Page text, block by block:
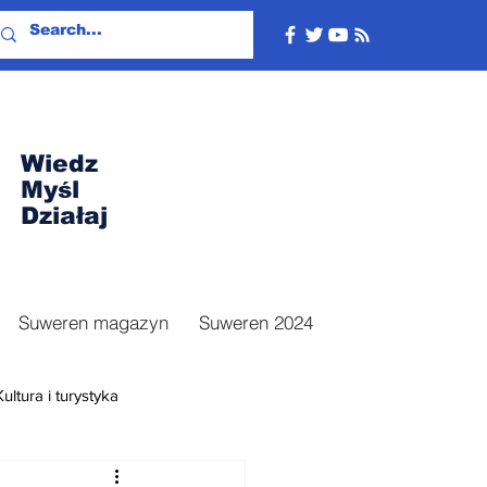
Wiedz
Myśl
Działaj
Suweren magazyn Suweren 2024
i turystyka